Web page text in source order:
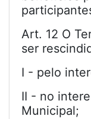
Art. 12 O
ser
I - pelo
II - no
Municipal;